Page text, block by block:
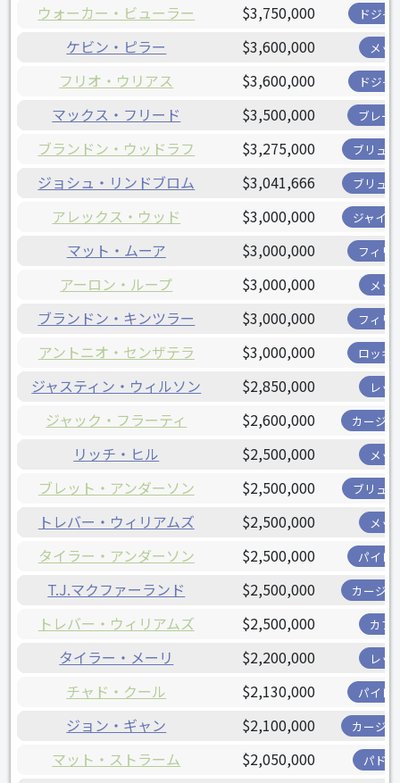
ウォーカー・ビューラー $3,750,000 ドジャ
ケビン・ピラー $3,600,000 メッ
フリオ・ウリアス $3,600,000 ドジャ
マックス・フリード $3,500,000 ブレー
ブランドン・ウッドラフ $3,275,000 ブリュ
ジョシュ・リンドブロム $3,041,666 ブリュ
アレックス・ウッド $3,000,000 ジャイ
マット・ムーア $3,000,000 フィリ
アーロン・ループ $3,000,000 メッ
ブランドン・キンツラー $3,000,000 フィリ
アントニオ・センザテラ $3,000,000 ロッキ
ジャスティン・ウィルソン $2,850,000 レッ
ジャック・フラーティ $2,600,000 カージ
リッチ・ヒル $2,500,000 メッ
ブレット・アンダーソン $2,500,000 ブリュ
トレバー・ウィリアムズ $2,500,000 メッ
タイラー・アンダーソン $2,500,000 パイレ
T.J.マクファーランド $2,500,000 カージ
トレバー・ウィリアムズ $2,500,000 カブ
タイラー・メーリ $2,200,000 レッ
チャド・クール $2,130,000 パイレ
ジョン・ギャン $2,100,000 カージ
マット・ストラーム $2,050,000 パド